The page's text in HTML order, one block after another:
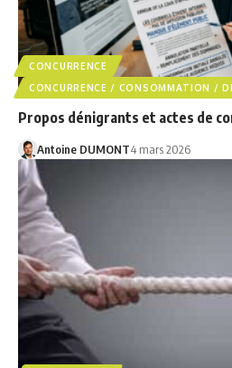
CONCURRENCE
CONCURRENCE / CONSOMMATION /
Propos dénigrants et actes de
Antoine DUMONT4 mars 2026